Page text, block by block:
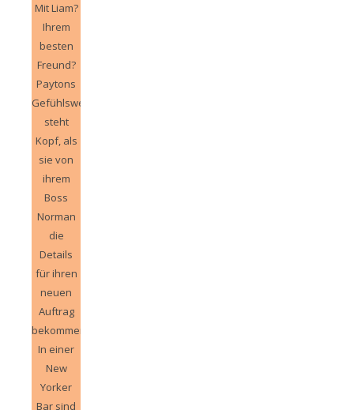
Mit Liam?
Ihrem
besten
Freund?
Paytons
Gefühlswelt
steht
Kopf, als
sie von
ihrem
Boss
Norman
die
Details
für ihren
neuen
Auftrag
bekommen.
In einer
New
Yorker
Bar sind